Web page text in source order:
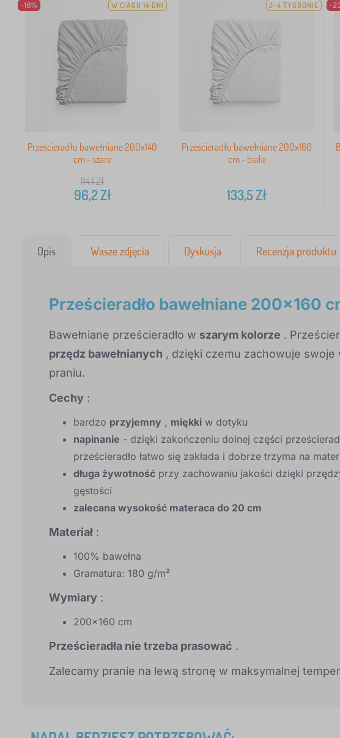
-16% W CIĄGU 14 DNI
Prześcieradło bawełniane 200x140
cm - szare
114,1Zł
96,2Zł
2-4 TYGODNIE
Prześcieradło bawełniane 200x160
cm - białe
133,5Zł
-
Opis Wasze zdjęcia Dyskusja Recenzja produktu
Prześcieradło bawełniane 200x160
Bawełniane prześcieradło w szarym kolorze .
przędz bawełnianych , dzięki czemu zachowuje
praniu.
Cechy :
bardzo przyjemny , miękki w dotyku
napinanie - dzięki zakończeniu dolnej części
prześcieradło łatwo się zakłada i dobrze trzyma na
długa żywotność przy zachowaniu jakości dzięki
gęstości
zalecana wysokość materaca do 20 cm
Materiał :
100% bawełna
Gramatura: 180 g/m²
Wymiary :
200x160 cm
Prześcieradła nie trzeba prasować .
Zalecamy pranie na lewą stronę w maksymalnej